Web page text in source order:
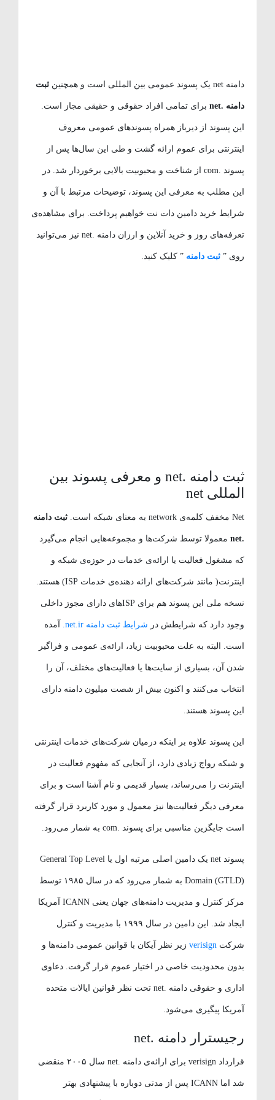
دامنه net یک پسوند عمومی بین المللی است و همچنین ثبت
دامنه .net برای تمامی افراد حقوقی و حقیقی مجاز است.
این پسوند از دیرباز همراه پسوندهای عمومی معروف
اینترنتی برای عموم ارائه گشت و طی این سال‌ها پس از
پسوند .com از شناخت و محبوبیت بالایی برخوردار شد. در
این مطلب به معرفی این پسوند، توضیحات مرتبط با آن و
شرایط خرید دامین دات نت خواهیم پرداخت. برای مشاهده‌ی
تعرفه‌های روز و خرید آنلاین و ارزان دامنه .net نیز می‌توانید
روی ”ثبت دامنه” کلیک کنید.
ثبت دامنه .net و معرفی پسوند بین
المللی net
Net مخفف کلمه‌ی network به معنای شبکه است. ثبت دامنه
معمولا توسط شرکت‌ها و مجموعه‌هایی انجام می‌گیرد
که مشغول فعالیت یا ارائه‌ی خدمات در حوزه‌ی شبکه و
اینترنت( مانند شرکت‌های ارائه دهنده‌ی خدمات ISP) هستند.
نسخه ملی این پسوند هم برای ISPهای دارای مجوز داخلی
وجود دارد که شرایطش درشرایط ثبت دامنه net.ir. آمده
است. البته به علت محبوبیت زیاد، ارائه‌ی عمومی و فراگیر
شدن آن، بسیاری از سایت‌ها یا فعالیت‌های مختلف، آن را
انتخاب می‌کنند و اکنون بیش از شصت میلیون دامنه دارای
این پسوند هستند.
این پسوند علاوه بر اینکه درمیان شرکت‌های خدمات اینترنتی
و شبکه رواج زیادی دارد، از آنجایی که مفهوم فعالیت در
اینترنت را می‌رساند، بسیار قدیمی و نام آشنا است و برای
معرفی دیگر فعالیت‌ها نیز معمول و مورد کاربرد قرار گرفته
است جایگزین مناسبی برای پسوند .com به شمار می‌رود.
پسوند net یک دامین اصلی مرتبه اول یا General Top Level
Domain (GTLD) به شمار می‌رود که در سال ۱۹۸۵ توسط
مرکز کنترل و مدیریت دامنه‌های جهان یعنی ICANN آمریکا
ایجاد شد. این دامین در سال ۱۹۹۹ با مدیریت و کنترل
شرکتverisignزیر نظر آیکان با قوانین عمومی دامنه‌ها و
بدون محدودیت خاصی در اختیار عموم قرار گرفت. دعاوی
اداری و حقوقی دامنه .net تحت نظر قوانین ایالات متحده
آمریکا پیگیری می‌شود.
رجیسترار دامنه .net
قرارداد verisign برای ارائه‌ی دامنه .net سال ۲۰۰۵ منقضی
شد اما ICANN پس از مدتی دوباره با پیشنهادی بهتر